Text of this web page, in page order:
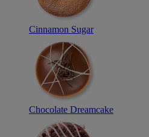
Cinnamon Sugar
Chocolate Dreamcake